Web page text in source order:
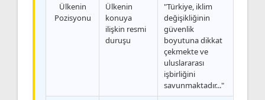
Ülkenin
Pozisyonu
Ülkenin
konuya
ilişkin resmi
duruşu
"Türkiye, iklim
değişikliğinin
güvenlik
boyutuna dikkat
çekmekte ve
uluslararası
işbirliğini
savunmaktadır..."